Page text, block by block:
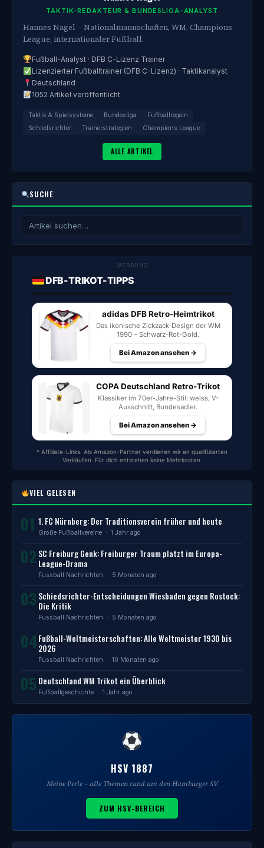
TAKTIK-REDAKTEUR & BUNDESLIGA-ANALYST
Hannes Nagel – Nationalmannschaften, WM, Champions
League, internationaler Fußball.
Fußball-Analyst · DFB C-Lizenz Trainer
Lizenzierter Fußballtrainer (DFB C-Lizenz) · Taktikanalyst
Deutschland
1052 Artikel veröffentlicht
Taktik & Spielsysteme Bundesliga
Fußballregeln
Schiedsrichter
Trainerstrategien Champions League
ALLE ARTIKEL
SUCHE
WERBUNG
DFB-TRIKOT-TIPPS
adidas DFB Retro-Heimtrikot
Das ikonische Zickzack-Design der WM
1990 – Schwarz-Rot-Gold.
Bei Amazon ansehen →
COPA Deutschland Retro-Trikot
Klassiker im 70er-Jahre-Stil: weiss, V-
Ausschnitt, Bundesadler.
Bei Amazon ansehen →
* Affiliate-Links. Als Amazon-Partner verdienen wir an qualifizierten
Verkäufen. Für dich entstehen keine Mehrkosten.
VIEL GELESEN
01 1. FC Nürnberg: Der Traditionsverein früher und heute
Große Fußballvereine · 1 Jahr ago
02 SC Freiburg Genk: Freiburger Traum platzt im Europa-
League-Drama
Fussball Nachrichten · 5 Monaten ago
03 Schiedsrichter-Entscheidungen Wiesbaden gegen Rostock:
Die Kritik
Fussball Nachrichten · 5 Monaten ago
04 Fußball-Weltmeisterschaften: Alle Weltmeister 1930 bis
2026
Fussball Nachrichten · 10 Monaten ago
05 Deutschland WM Trikot ein Überblick
Fußballgeschichte · 1 Jahr ago
HSV 1887
Meine Perle – alle Themen rund um den Hamburger SV
ZUM HSV-BEREICH